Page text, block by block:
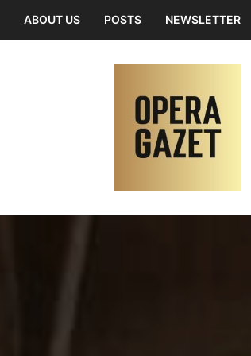
ABOUT US POSTS NEWSLETTER